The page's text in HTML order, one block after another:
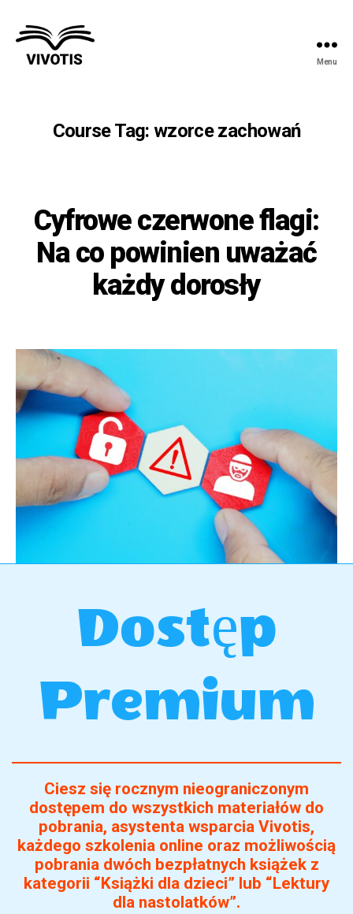
Menu
Course Tag: wzorce zachowań
Cyfrowe czerwone flagi:
Na co powinien uważać
każdy dorosły
Dostęp
Premium
Ciesz się rocznym nieograniczonym
dostępem do wszystkich materiałów do
pobrania, asystenta wsparcia Vivotis,
każdego szkolenia online oraz możliwością
pobrania dwóch bezpłatnych książek z
kategorii “Książki dla dzieci” lub “Lektury
dla nastolatków”.